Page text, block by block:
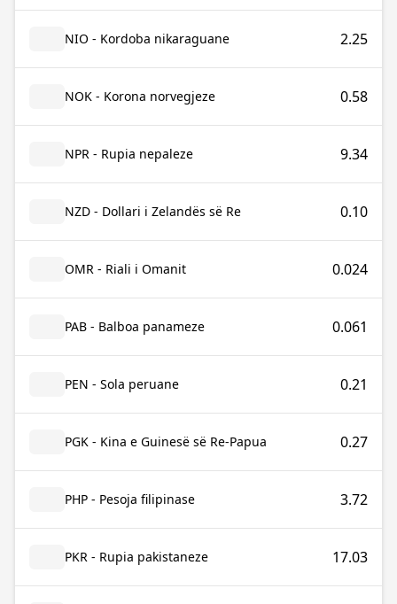
NIO - Kordoba nikaraguane 2.25
NOK - Korona norvegjeze 0.58
NPR - Rupia nepaleze 9.34
NZD - Dollari i Zelandës së Re 0.10
OMR - Riali i Omanit 0.024
PAB - Balboa panameze 0.061
PEN - Sola peruane 0.21
PGK - Kina e Guinesë së Re-Papua 0.27
PHP - Pesoja filipinase 3.72
PKR - Rupia pakistaneze 17.03